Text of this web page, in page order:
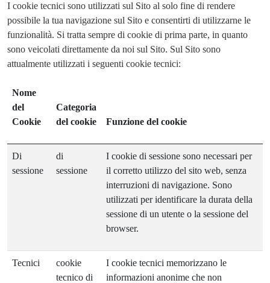
I cookie tecnici sono utilizzati sul Sito al solo fine di rendere
possibile la tua navigazione sul Sito e consentirti di utilizzarne le
funzionalità. Si tratta sempre di cookie di prima parte, in quanto
sono veicolati direttamente da noi sul Sito. Sul Sito sono
attualmente utilizzati i seguenti cookie tecnici:
Nome
del
Cookie
Categoria
del cookie
Funzione del cookie
Di
sessione
di
sessione
I cookie di sessione sono necessari per
il corretto utilizzo del sito web, senza
interruzioni di navigazione. Sono
utilizzati per identificare la durata della
sessione di un utente o la sessione del
browser.
Tecnici
cookie
tecnico di
I cookie tecnici memorizzano le
informazioni anonime che non